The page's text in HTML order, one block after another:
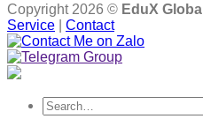
Copyright 2026 © EduX Global
Service
Contact
Search